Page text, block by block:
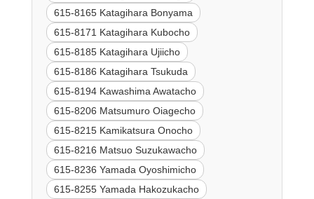
615-8165 Katagihara Bonyama
615-8171 Katagihara Kubocho
615-8185 Katagihara Ujiicho
615-8186 Katagihara Tsukuda
615-8194 Kawashima Awatacho
615-8206 Matsumuro Oiagecho
615-8215 Kamikatsura Onocho
615-8216 Matsuo Suzukawacho
615-8236 Yamada Oyoshimicho
615-8255 Yamada Hakozukacho